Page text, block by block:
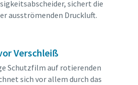
sichert die
ausströmenden Druckluft.
Verschleiß
Schutzfilm auf rotierenden
sich vor allem durch das